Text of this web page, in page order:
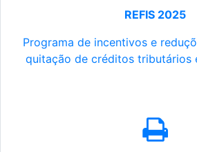
REFIS 2025
Programa de incentivos e
quitação de créditos tributários